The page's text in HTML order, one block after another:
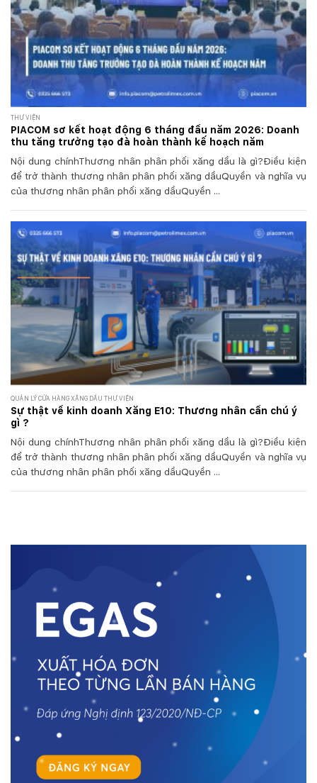
THƯ VIỆN
PIACOM sơ kết hoạt động 6 tháng đầu năm 2026: Doanh
thu tăng trưởng tạo đà hoàn thành kế hoạch năm
Nội dung chínhThương nhân phân phối xăng dầu là gì?Điều kiện
để trở thành thương nhân phân phối xăng dầuQuyền và nghĩa vụ
của thương nhân phân phối xăng dầuQuyền ...
QUẢN LÝ CỬA HÀNG XĂNG DẦU THƯ VIỆN
Sự thật về kinh doanh Xăng E10: Thương nhân cần chú ý
gì ?
Nội dung chínhThương nhân phân phối xăng dầu là gì?Điều kiện
để trở thành thương nhân phân phối xăng dầuQuyền và nghĩa vụ
của thương nhân phân phối xăng dầuQuyền ...